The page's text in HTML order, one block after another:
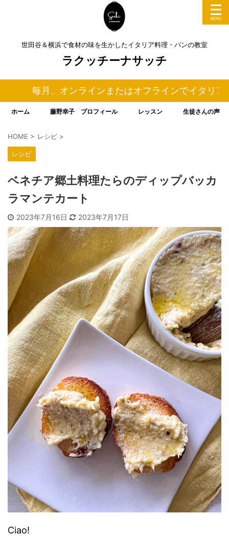
世田谷＆横浜で食材の味を生かしたイタリア料理・パンの教室
ラクッチーナサッチ
、オンラインまたはオフラインでイタリア料理＆パ
ホーム 藤野幸子 プロフィール レッスン 生徒さんの声
HOME > レシピ >
レシピ
ベネチア郷土料理たらのディップバッカ
ラマンテカート
2023年7月16日 2023年7月17日
Ciao!